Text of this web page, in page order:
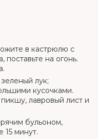
в кастрюлю с
поставьте на огонь.
лук;
кусочками.
лавровый лист и
бульоном,
15 минут.